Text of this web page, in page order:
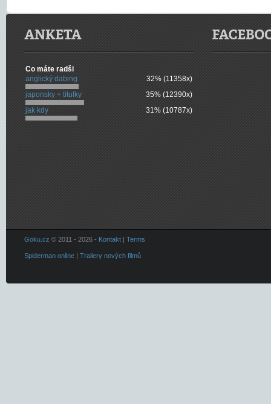
Co máte radši
anglický dabing
32% (11358x)
japonsky + titulky
35% (12390x)
jak kdy
31% (10787x)
Goku.cz © 2011 - 2026 - Kontakt | Terms
Spiderman online | Trailery nových filmů